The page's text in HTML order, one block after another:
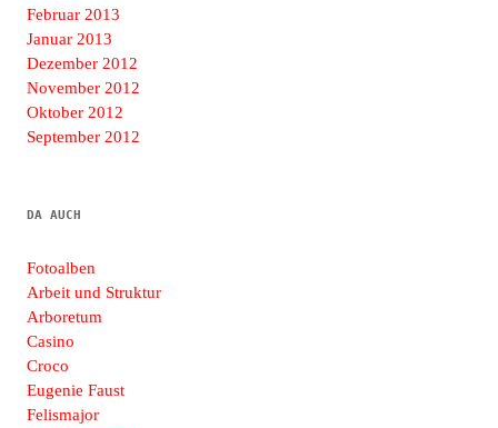
Februar 2013
Januar 2013
Dezember 2012
November 2012
Oktober 2012
September 2012
DA AUCH
Fotoalben
Arbeit und Struktur
Arboretum
Casino
Croco
Eugenie Faust
Felismajor